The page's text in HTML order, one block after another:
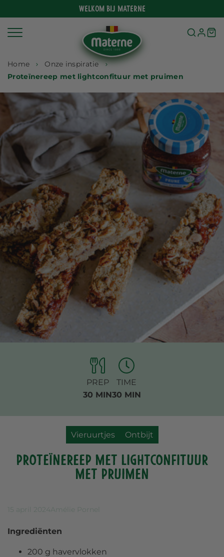
content
Welkom bij Materne
Home
Onze inspiratie
Proteïnereep met lightconfituur met pruimen
PREP
30 MIN
TIME
30 MIN
Vieruurtjes Ontbijt
Proteïnereep met lightconfituur
met pruimen
15 april 2024 Amélie Pornel
Ingrediënten
200 g havervlokken